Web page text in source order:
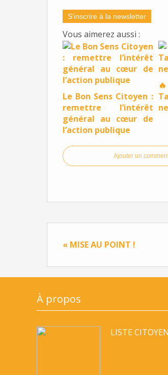
S'inscrire à la newsletter
Vous aimerez aussi :
Le Bon Sens Citoyen :
remettre l’intérêt
général au cœur de
l’action publique
Ajouter un
« MISE AU POINT !
À propos
LISTE